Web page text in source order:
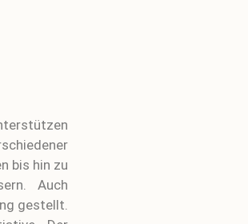
bis hin zu
Auch
gestellt.